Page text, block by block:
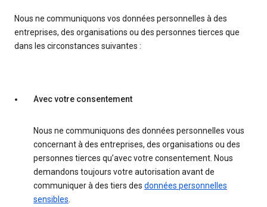
Nous ne communiquons vos données personnelles à des
entreprises, des organisations ou des personnes tierces que
dans les circonstances suivantes :
Avec votre consentement
Nous ne communiquons des données personnelles vous
concernant à des entreprises, des organisations ou des
personnes tierces qu’avec votre consentement. Nous
demandons toujours votre autorisation avant de
communiquer à des tiers des données personnelles
sensibles.